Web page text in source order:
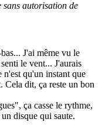
sans autorisation de
J'ai même vu le
le vent... J'aurais
n'est qu'un instant que
Cela dit, ça reste un bon
ça casse le rythme,
disque qui saute.